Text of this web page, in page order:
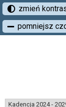
zmień
pomniejsz